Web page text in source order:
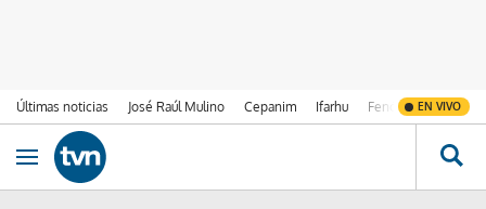
Últimas noticias José Raúl Mulino Cepanim Ifarhu Fenómeno de El
EN VIVO
Ir al contenido
Obrir navegació